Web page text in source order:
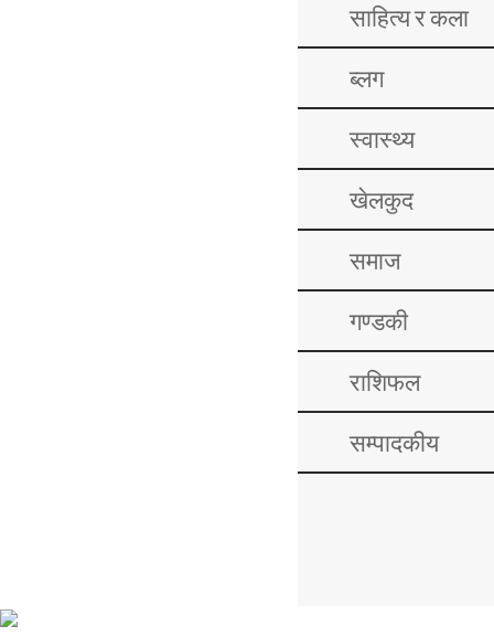
साहित्य र कला
ब्लग
स्वास्थ्य
खेलकुद
समाज
गण्डकी
राशिफल
सम्पादकीय